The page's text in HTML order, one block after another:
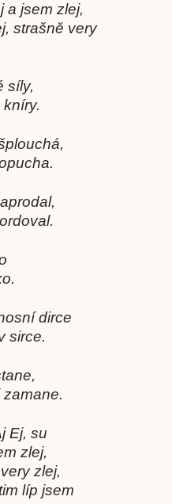
a jsem zlej,
strašně very
síly,
dirce
sirce.
Ej, su
zlej,
zlej,
líp jsem